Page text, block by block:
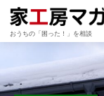
おうちの「困った！」を相談